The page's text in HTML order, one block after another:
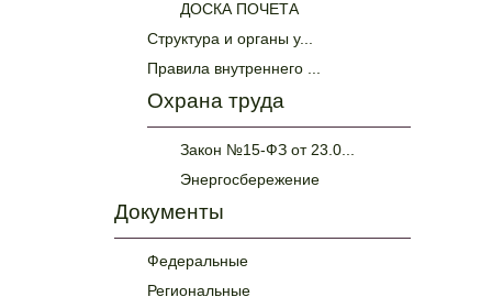
ДОСКА ПОЧЕТА
Структура и органы у...
Правила внутреннего ...
Охрана труда
Закон №15-ФЗ от 23.0...
Энергосбережение
Документы
Федеральные
Региональные